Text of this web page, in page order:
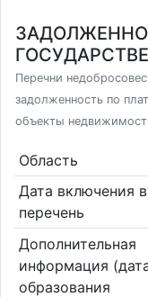
Перечни
задолженность по
объекты
Область
Дата включения в
перечень
Дополнительная
информация
образования